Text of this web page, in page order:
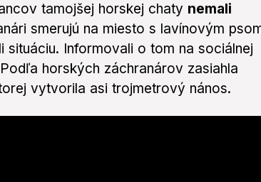
tamojšej horskej chaty nemali
smerujú na miesto s lavínovým
Informovali o tom na sociálnej
horských záchranárov zasiahla
vytvorila asi trojmetrový nános.